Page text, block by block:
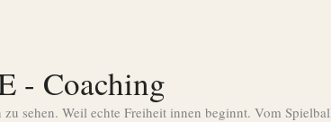
- Coaching
sehen. Weil echte Freiheit innen beginnt. Vom